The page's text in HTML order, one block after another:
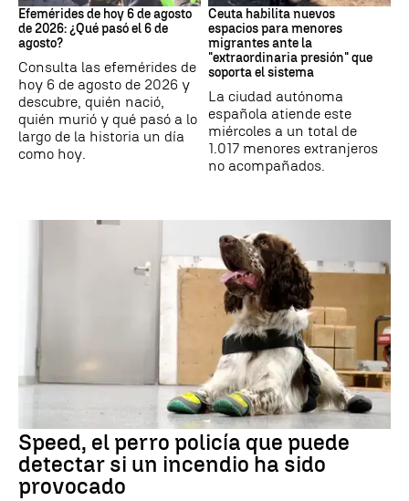
Efemérides de hoy 6 de agosto
de 2026: ¿Qué pasó el 6 de
agosto?
Consulta las efemérides de
hoy 6 de agosto de 2026 y
descubre, quién nació,
quién murió y qué pasó a lo
largo de la historia un día
como hoy.
Ceuta habilita nuevos
espacios para menores
migrantes ante la
"extraordinaria presión" que
soporta el sistema
La ciudad autónoma
española atiende este
miércoles a un total de
1.017 menores extranjeros
no acompañados.
Speed, el perro policía que puede
detectar si un incendio ha sido
provocado